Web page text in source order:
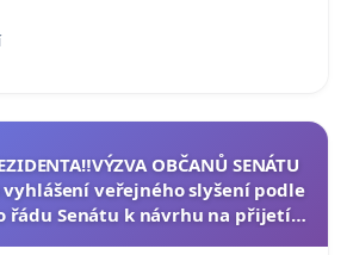
OBČANŮ SENÁTU
vyhlášení veřejného slyšení podle
řádu Senátu k návrhu na přijetí